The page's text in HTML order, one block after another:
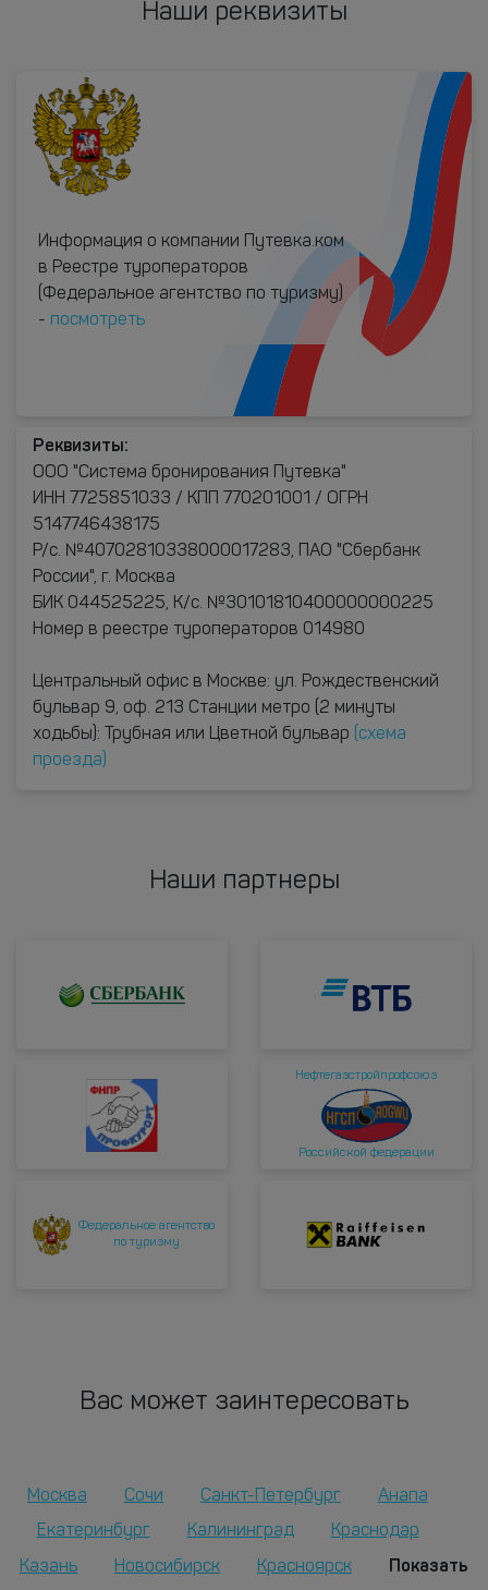
Наши реквизиты
Информация о компании Путевка.ком
в Реестре туроператоров
(Федеральное агентство по туризму)
- посмотреть
Реквизиты:
ООО "Система бронирования Путевка"
ИНН 7725851033 / КПП 770201001 / ОГРН
5147746438175
Р/с. №40702810338000017283, ПАО "Сбербанк
России", г. Москва
БИК 044525225, К/с. №30101810400000000225
Номер в реестре туроператоров 014980
Центральный офис в Москве: ул. Рождественский
бульвар 9, оф. 213 Станции метро (2 минуты
ходьбы): Трубная или Цветной бульвар
(схема
проезда)
Наши партнеры
Нефтегазстройпрофсоюз
Российской федерации
Федеральное агентство
по туризму
Вас может заинтересовать
Москва Сочи Санкт-Петербург
Анапа
Екатеринбург
Калининград Краснодар
Казань Новосибирск Красноярск
Показать